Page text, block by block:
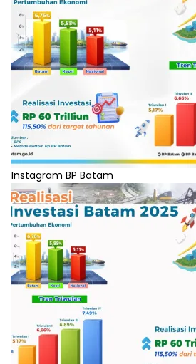
Instagram BP Batam